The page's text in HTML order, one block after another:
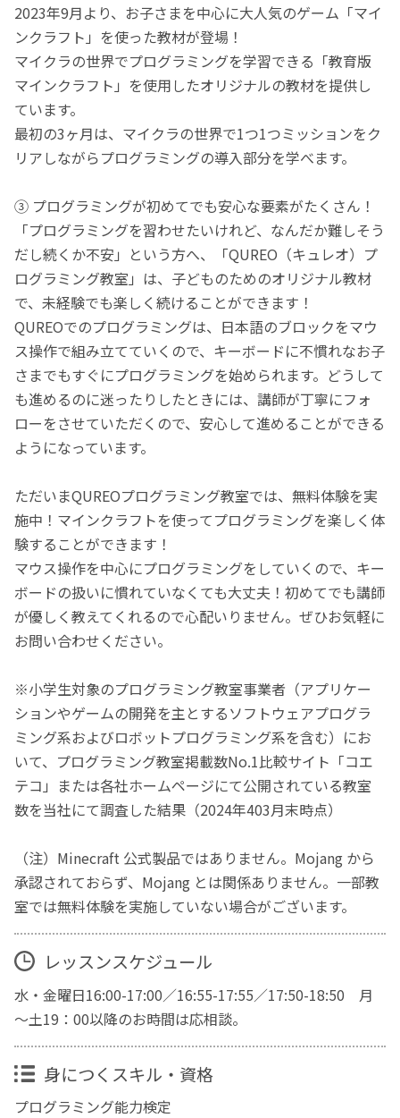
2023年9月より、お子さまを中心に大人気のゲーム「マイ
ンクラフト」を使った教材が登場！
マイクラの世界でプログラミングを学習できる「教育版
マインクラフト」を使用したオリジナルの教材を提供し
ています。
最初の3ヶ月は、マイクラの世界で1つ1つミッションをク
リアしながらプログラミングの導入部分を学べます。
③ プログラミングが初めてでも安心な要素がたくさん！
「プログラミングを習わせたいけれど、なんだか難しそう
だし続くか不安」という方へ、「QUREO（キュレオ）プ
ログラミング教室」は、子どものためのオリジナル教材
で、未経験でも楽しく続けることができます！
QUREOでのプログラミングは、日本語のブロックをマウ
ス操作で組み立てていくので、キーボードに不慣れなお子
さまでもすぐにプログラミングを始められます。どうして
も進めるのに迷ったりしたときには、講師が丁寧にフォ
ローをさせていただくので、安心して進めることができる
ようになっています。
ただいまQUREOプログラミング教室では、無料体験を実
施中！マインクラフトを使ってプログラミングを楽しく体
験することができます！
マウス操作を中心にプログラミングをしていくので、キー
ボードの扱いに慣れていなくても大丈夫！初めてでも講師
が優しく教えてくれるので心配いりません。ぜひお気軽に
お問い合わせください。
※小学生対象のプログラミング教室事業者（アプリケー
ションやゲームの開発を主とするソフトウェアプログラ
ミング系およびロボットプログラミング系を含む）にお
いて、プログラミング教室掲載数No.1比較サイト「コエ
テコ」または各社ホームページにて公開されている教室
数を当社にて調査した結果（2024年403月末時点）
（注）Minecraft 公式製品ではありません。Mojang から
承認されておらず、Mojang とは関係ありません。一部教
室では無料体験を実施していない場合がございます。
レッスンスケジュール
水・金曜日16:00-17:00／16:55-17:55／17:50-18:50 月
～土19：00以降のお時間は応相談。
身につくスキル・資格
プログラミング能力検定